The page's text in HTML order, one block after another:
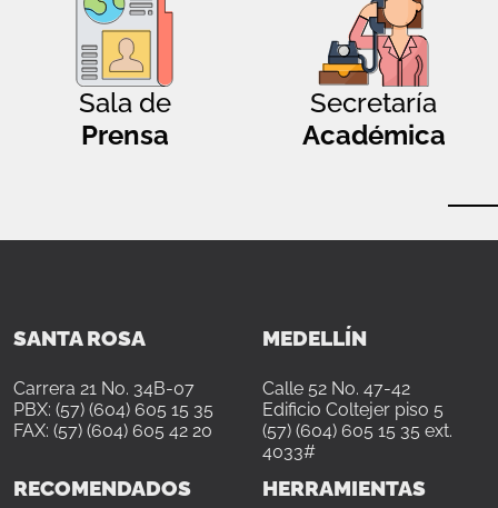
Sala de
Prensa
Secretaría
Académica
SANTA ROSA
Carrera 21 No. 34B-07
PBX: (57) (604) 605 15 35
FAX: (57) (604) 605 42 20
MEDELLÍN
Calle 52 No. 47-42
Edificio Coltejer piso 5
(57) (604) 605 15 35 ext.
4033#
RECOMENDADOS HERRAMIENTAS